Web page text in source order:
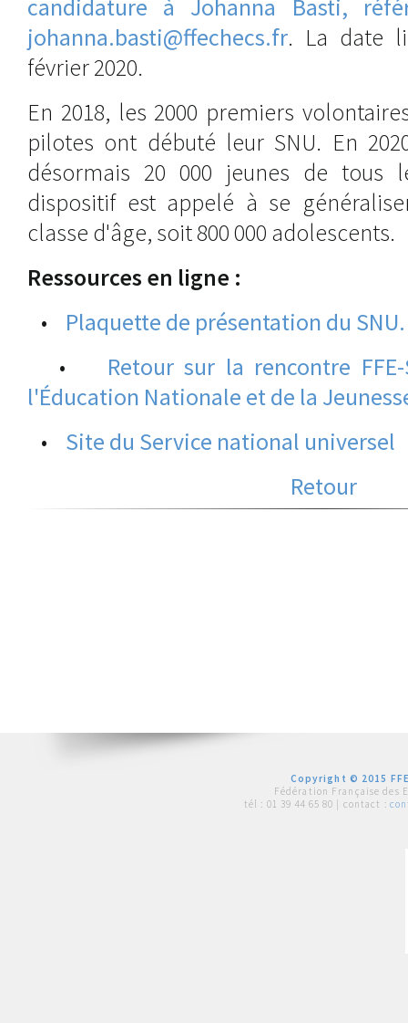
candidature à Johanna Basti,
johanna.basti@ffechecs.fr. La date
février 2020.
En 2018, les 2000 premiers
pilotes ont débuté leur SNU. En
désormais 20 000 jeunes de tous
dispositif est appelé à se
classe d'âge, soit 800 000 adolescents.
Ressources en ligne :
• Plaquette de présentation du SNU.
• Retour sur la rencontre
l'Éducation Nationale et de la
• Site du Service national universel
Retour
Copyright © 2015
Fédération Française des
tél : 01 39 44 65 80 | contact :